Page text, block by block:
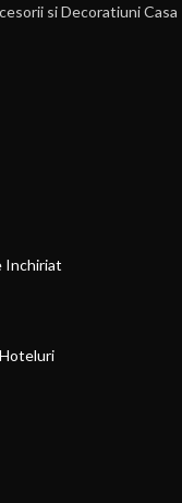
si Decoratiuni Casa
Inchiriat